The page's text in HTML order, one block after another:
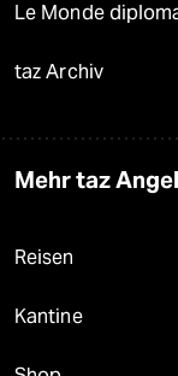
Le Monde
taz Archiv
Mehr taz
Reisen
Kantine